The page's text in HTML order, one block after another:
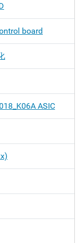
board
ASIC